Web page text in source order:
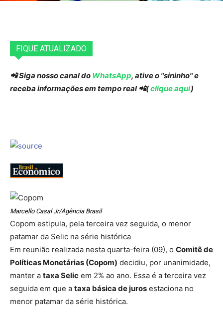
FIQUE ATUALIZADO
📲 Siga nosso canal do WhatsApp, ative o "sininho" e
receba informações em tempo real 📲(clique aqui)
Marcello Casal Jr/Agência Brasil
Copom estipula, pela terceira vez seguida, o menor
patamar da Selic na série histórica
Em reunião realizada nesta quarta-feira (09), o Comitê de
Políticas Monetárias (Copom) decidiu, por unanimidade,
manter a taxa Selic em 2% ao ano. Essa é a terceira vez
seguida em que a taxa básica de juros estaciona no
menor patamar da série histórica.